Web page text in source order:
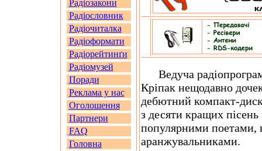
Радіозакони
Радіословник
Радіочиталка
Радіоформати
Радіорейтинґи
Радіомузей
Поради
Реклама у нас
Оголошення
Партнери
FAQ
Головна
Ведуча
Кріпак нещодавно
дебютний компакт-
з десяти кращих пісень
популярними поетами,
аранжувальниками.